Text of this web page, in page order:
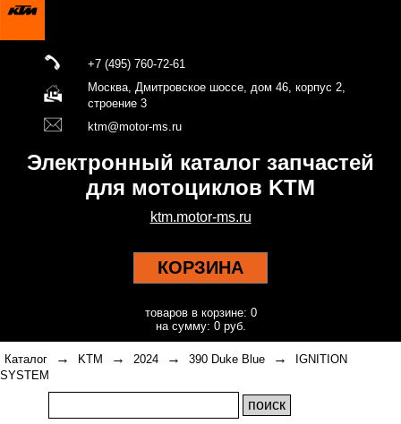
+7 (495) 760-72-61
Москва, Дмитровское шоссе, дом 46, корпус 2,
строение 3
ktm@motor-ms.ru
Электронный каталог запчастей
для мотоциклов KTM
ktm.motor-ms.ru
КОРЗИНА
товаров в корзине: 0
на сумму: 0 руб.
Каталог → KTM → 2024 → 390 Duke Blue →
IGNITION
SYSTEM